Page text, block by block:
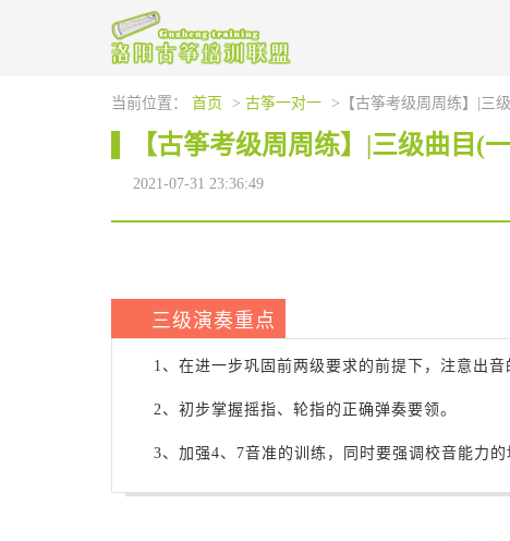
当前位置： 首页 > 古筝一对一 >【古筝考级周周练】|三
【古筝考级周周练】|三级曲目(
2021-07-31 23:36:49
三级演奏重点
1、在进一步巩固前两级要求的前提下，注意出音
2、初步掌握摇指、轮指的正确弹奏要领。
3、加强4、7音准的训练，同时要强调校音能力的